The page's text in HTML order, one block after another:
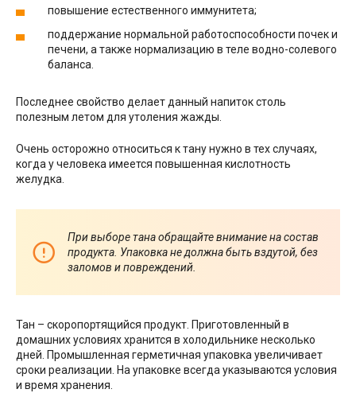
повышение естественного иммунитета;
поддержание нормальной работоспособности почек и
печени, а также нормализацию в теле водно-солевого
баланса.
Последнее свойство делает данный напиток столь
полезным летом для утоления жажды.
Очень осторожно относиться к тану нужно в тех случаях,
когда у человека имеется повышенная кислотность
желудка.
При выборе тана обращайте внимание на состав
продукта. Упаковка не должна быть вздутой, без
заломов и повреждений.
Тан – скоропортящийся продукт. Приготовленный в
домашних условиях хранится в холодильнике несколько
дней. Промышленная герметичная упаковка увеличивает
сроки реализации. На упаковке всегда указываются условия
и время хранения.